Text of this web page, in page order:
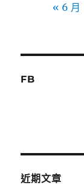
« 6 月
FB
近期文章